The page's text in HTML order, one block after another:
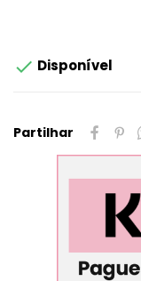
 Disponível
Partilhar